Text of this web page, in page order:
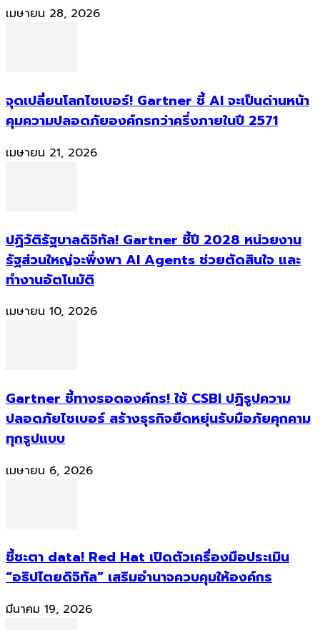
เมษายน 28, 2026
จุดเปลี่ยนโลกไซเบอร์! Gartner ชี้ AI จะเป็นด่านหน้า
คุมความปลอดภัยองค์กรกว่าครึ่งภายในปี 2571
เมษายน 21, 2026
ปฏิวัติรัฐบาลดิจิทัล! Gartner ชี้ปี 2028 หน่วยงาน
รัฐส่วนใหญ่จะพึ่งพา AI Agents ช่วยตัดสินใจ และ
ทำงานอัตโนมัติ
เมษายน 10, 2026
Gartner ชี้ทางรอดองค์กร! ใช้ CSBI ปฏิรูปความ
ปลอดภัยไซเบอร์ สร้างธุรกิจยืดหยุ่นรับมือภัยคุกคาม
ทุกรูปแบบ
เมษายน 6, 2026
ชี้ชะตา data! Red Hat เปิดตัวเครื่องมือประเมิน
“อธิปไตยดิจิทัล” เสริมอำนาจควบคุมให้องค์กร
มีนาคม 19, 2026